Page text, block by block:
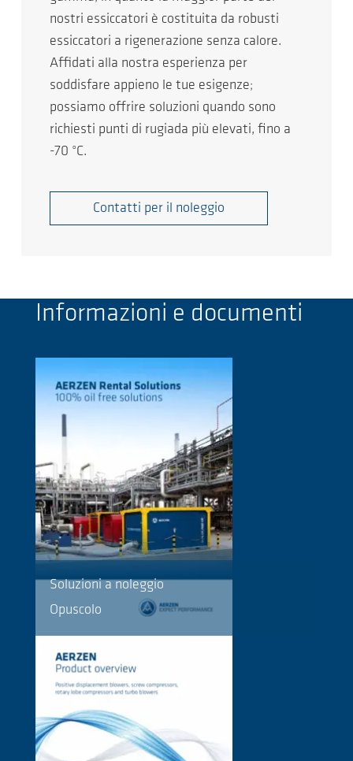
nostri essiccatori è costituita da robusti
essiccatori a rigenerazione senza calore.
Affidati alla nostra esperienza per
soddisfare appieno le tue esigenze;
possiamo offrire soluzioni quando sono
richiesti punti di rugiada più elevati, fino a
-70 °C.
Contatti per il noleggio
Informazioni e documenti
Soluzioni a noleggio
Opuscolo